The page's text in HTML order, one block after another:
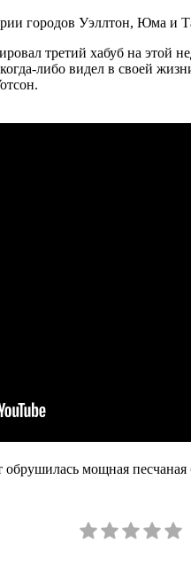
городов Уэллтон, Юма и
третий хабуб на этой
либо видел в своей
обрушилась мощная